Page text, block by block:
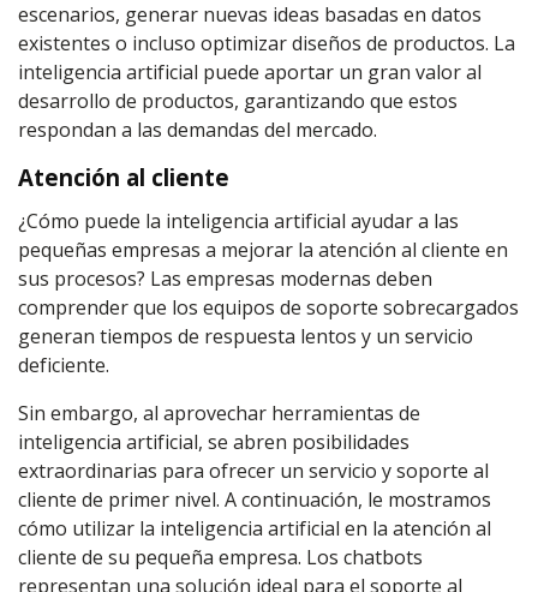
escenarios, generar nuevas ideas basadas en datos
existentes o incluso optimizar diseños de productos. La
inteligencia artificial puede aportar un gran valor al
desarrollo de productos, garantizando que estos
respondan a las demandas del mercado.
Atención al cliente
¿Cómo puede la inteligencia artificial ayudar a las
pequeñas empresas a mejorar la atención al cliente en
sus procesos? Las empresas modernas deben
comprender que los equipos de soporte sobrecargados
generan tiempos de respuesta lentos y un servicio
deficiente.
Sin embargo, al aprovechar herramientas de
inteligencia artificial, se abren posibilidades
extraordinarias para ofrecer un servicio y soporte al
cliente de primer nivel. A continuación, le mostramos
cómo utilizar la inteligencia artificial en la atención al
cliente de su pequeña empresa. Los chatbots
representan una solución ideal para el soporte al